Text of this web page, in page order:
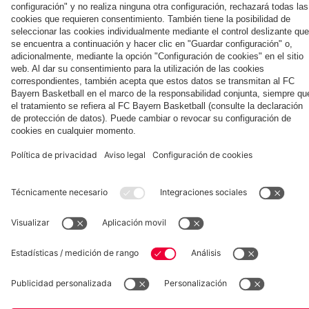
prensa
Eberl y
Kasper
el Aston Villa
Football
Summit
ante el
Aston
Villa
días en Jeju
en
Hong
Kong
del partido
contra el
Jeju
con
demencia
impartida
por el FC
Bayern y la
Asociación
de
Alzheimer
Straße
Colaborador
Museum Allianz Arena Prensa Baloncesto
Sistema de denuncia Contacto Ajustes de cookies